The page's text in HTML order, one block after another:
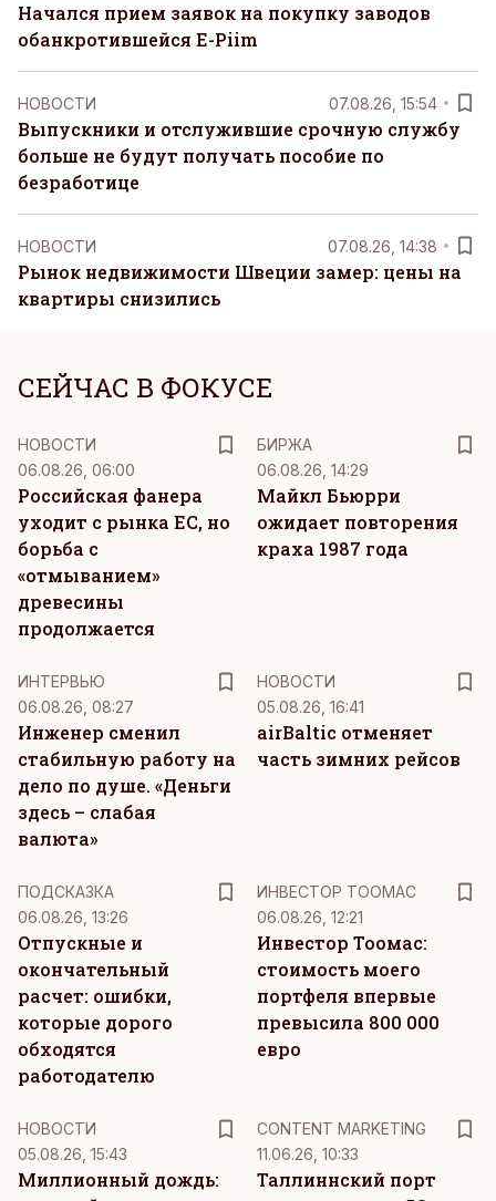
Начался прием заявок на покупку заводов
обанкротившейся E-Piim
НОВОСТИ 07.08.26, 15:54
Выпускники и отслужившие срочную службу
больше не будут получать пособие по
безработице
НОВОСТИ 07.08.26, 14:38
Рынок недвижимости Швеции замер: цены на
квартиры снизились
СЕЙЧАС В ФОКУСЕ
НОВОСТИ
06.08.26, 06:00
Российская фанера
уходит с рынка ЕС, но
борьба с
«отмыванием»
древесины
продолжается
БИРЖА
06.08.26, 14:29
Майкл Бьюрри
ожидает повторения
краха 1987 года
ИНТЕРВЬЮ
06.08.26, 08:27
Инженер сменил
стабильную работу на
дело по душе. «Деньги
здесь – слабая
валюта»
НОВОСТИ
05.08.26, 16:41
airBaltic отменяет
часть зимних рейсов
ПОДСКАЗКА
06.08.26, 13:26
Отпускные и
окончательный
расчет: ошибки,
которые дорого
обходятся
работодателю
ИНВЕСТОР ТООМАС
06.08.26, 12:21
Инвестор Тоомас:
стоимость моего
портфеля впервые
превысила 800 000
евро
НОВОСТИ
05.08.26, 15:43
Миллионный дождь:
CONTENT MARKETING
11.06.26, 10:33
Таллиннский порт